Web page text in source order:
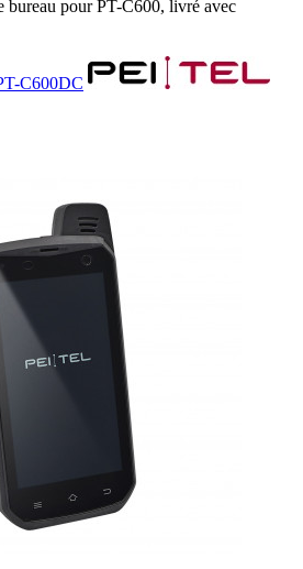
bureau pour PT-C600, livré avec
C600DC